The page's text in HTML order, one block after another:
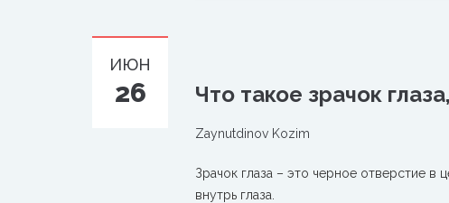
ИЮН
26 Что такое зрачок
Zaynutdinov Kozim
Зрачок глаза – это черное отверстие в
внутрь глаза.